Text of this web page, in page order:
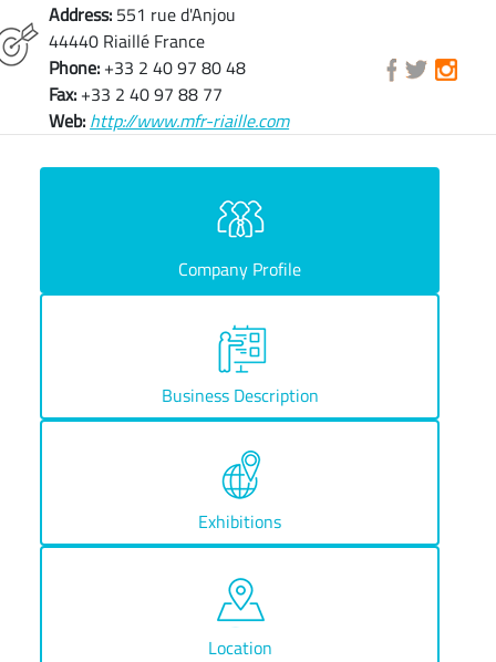
Address: 551 rue d'Anjou
44440 Riaillé France
Phone: +33 2 40 97 80 48
Fax: +33 2 40 97 88 77
Web: http://www.mfr-riaille.com
Company Profile
Business Description
Exhibitions
Location